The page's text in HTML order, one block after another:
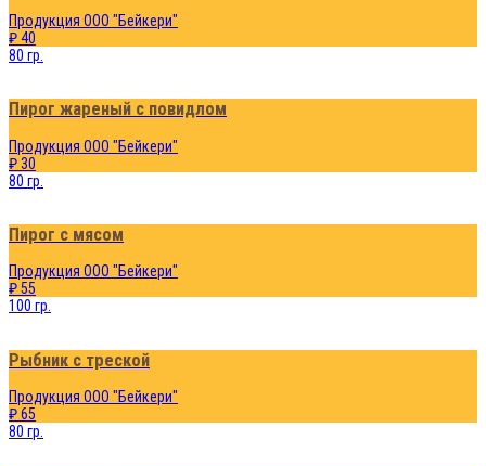
Продукция ООО "Бейкери"
₽ 40
80 гр.
Пирог жареный с повидлом
Продукция ООО "Бейкери"
₽ 30
80 гр.
Пирог с мясом
Продукция ООО "Бейкери"
₽ 55
100 гр.
Рыбник с треской
Продукция ООО "Бейкери"
₽ 65
80 гр.